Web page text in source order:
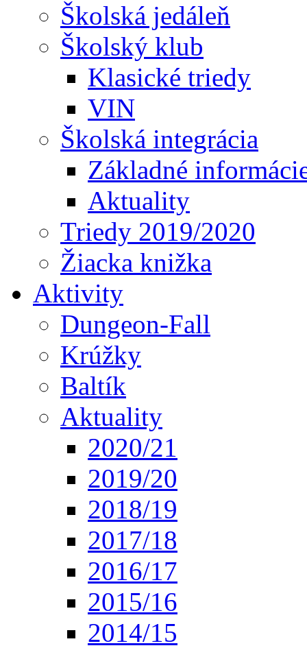
Školská jedáleň
Školský klub
Klasické triedy
VIN
Školská integrácia
Základné
Aktuality
Triedy 2019/2020
Žiacka knižka
Aktivity
Dungeon-Fall
Krúžky
Baltík
Aktuality
2020/21
2019/20
2018/19
2017/18
2016/17
2015/16
2014/15